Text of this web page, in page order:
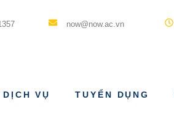
now@now.ac.vn
DỊCH VỤ TUYỂN DỤNG